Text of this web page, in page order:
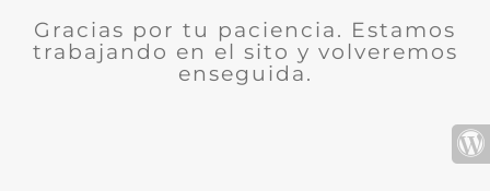
Gracias por tu paciencia. Estamos
trabajando en el sito y volveremos
enseguida.